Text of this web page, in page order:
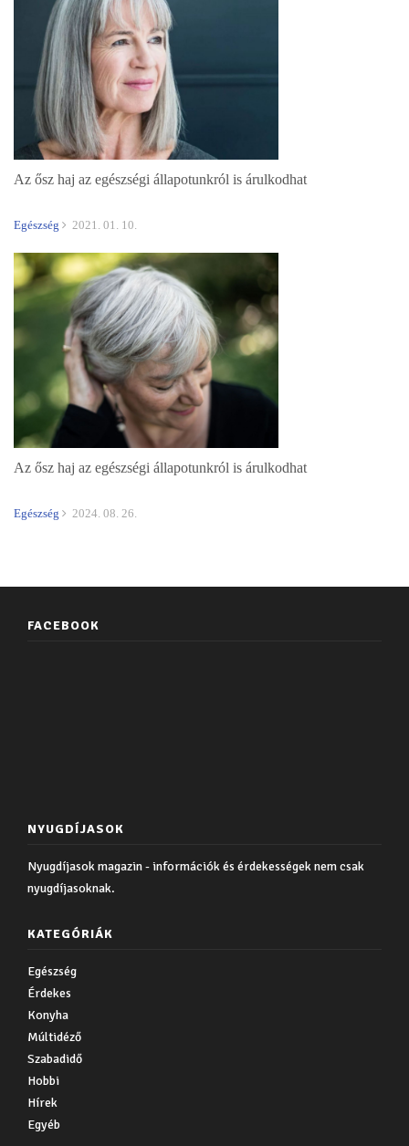
Az ősz haj az egészségi állapotunkról is árulkodhat
Egészség 2021. 01. 10.
Az ősz haj az egészségi állapotunkról is árulkodhat
Egészség 2024. 08. 26.
FACEBOOK
NYUGDÍJASOK
Nyugdíjasok magazin - információk és érdekességek nem csak
nyugdíjasoknak.
KATEGÓRIÁK
Egészség
Érdekes
Konyha
Múltidéző
Szabadidő
Hobbi
Hírek
Egyéb